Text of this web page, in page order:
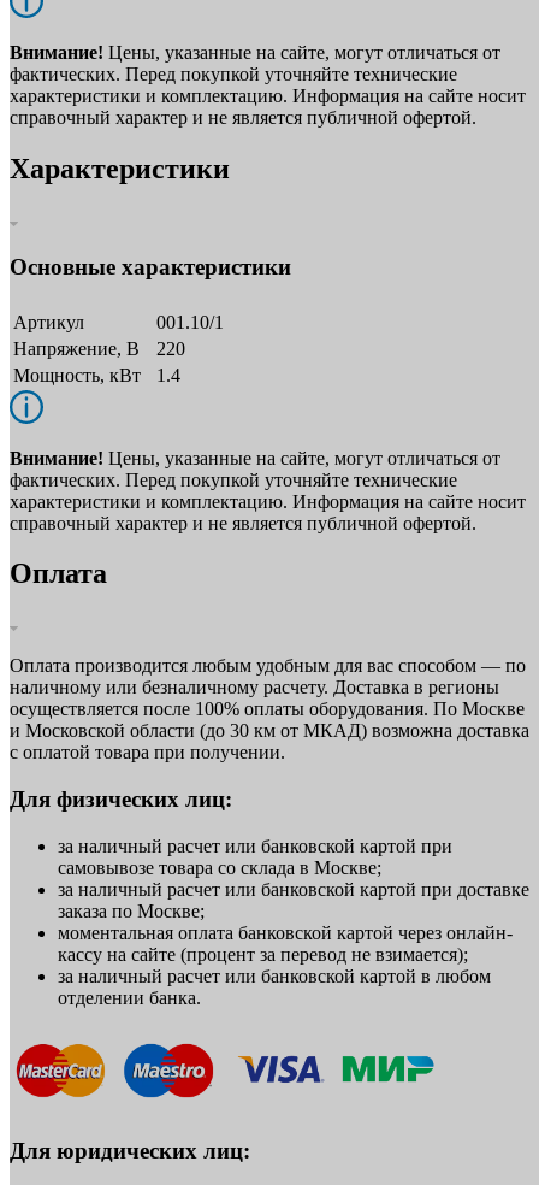
Внимание! Цены, указанные на сайте, могут отличаться от
фактических. Перед покупкой уточняйте технические
характеристики и комплектацию. Информация на сайте носит
справочный характер и не является публичной офертой.
Характеристики
Основные характеристики
Артикул
001.10/1
Напряжение, В
220
Мощность, кВт
1.4
Внимание! Цены, указанные на сайте, могут отличаться от
фактических. Перед покупкой уточняйте технические
характеристики и комплектацию. Информация на сайте носит
справочный характер и не является публичной офертой.
Оплата
Оплата производится любым удобным для вас способом — по
наличному или безналичному расчету. Доставка в регионы
осуществляется после 100% оплаты оборудования. По Москве
и Московской области (до 30 км от МКАД) возможна доставка
с оплатой товара при получении.
Для физических лиц:
за наличный расчет или банковской картой при
самовывозе товара со склада в Москве;
за наличный расчет или банковской картой при доставке
заказа по Москве;
моментальная оплата банковской картой через онлайн-
кассу на сайте (процент за перевод не взимается);
за наличный расчет или банковской картой в любом
отделении банка.
Для юридических лиц: